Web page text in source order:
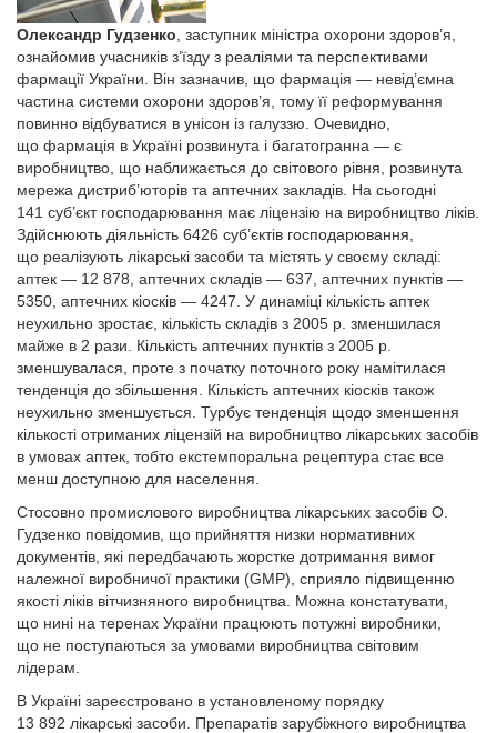
Олександр Гудзенко , заступник міністра охорони здоров’я,
ознайомив учасників з’їзду з реаліями та перспективами
фармації України. Він зазначив, що фармація — невід’ємна
частина системи охорони здоров’я, тому її реформування
повинно відбуватися в унісон із галуззю. Очевидно,
що фармація в Україні розвинута і багатогранна — є
виробництво, що наближається до світового рівня, розвинута
мережа дистриб’юторів та аптечних закладів. На сьогодні
141 суб’єкт господарювання має ліцензію на виробництво ліків.
Здійснюють діяльність 6426 суб’єктів господарювання,
що реалізують лікарські засоби та містять у своєму складі:
аптек — 12 878, аптечних складів — 637, аптечних пунктів —
5350, аптечних кіосків — 4247. У динаміці кількість аптек
неухильно зростає, кількість складів з 2005 р. зменшилася
майже в 2 рази. Кількість аптечних пунктів з 2005 р.
зменшувалася, проте з початку поточного року намітилася
тенденція до збільшення. Кількість аптечних кіосків також
неухильно зменшується. Турбує тенденція щодо зменшення
кількості отриманих ліцензій на виробництво лікарських засобів
в умовах аптек, тобто екстемпоральна рецептура стає все
менш доступною для населення.
Стосовно промислового виробництва лікарських засобів О.
Гудзенко повідомив, що прийняття низки нормативних
документів, які передбачають жорстке дотримання вимог
належної виробничої практики (GMP), сприяло підвищенню
якості ліків вітчизняного виробництва. Можна констатувати,
що нині на теренах України працюють потужні виробники,
що не поступаються за умовами виробництва світовим
лідерам.
В Україні зареєстровано в установленому порядку
13 892 лікарські засоби. Препаратів зарубіжного виробництва